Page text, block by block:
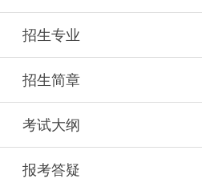
招生专业
招生简章
考试大纲
报考答疑